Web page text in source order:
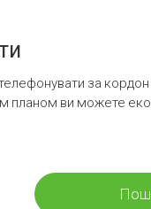
за
планом ви можете